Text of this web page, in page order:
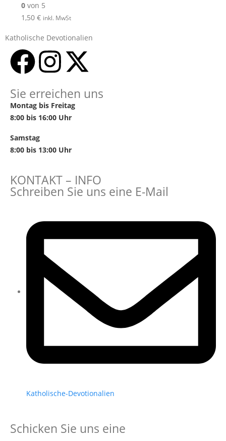
0 von 5
1,50 € inkl. MwSt
Katholische Devotionalien
Sie erreichen uns
Montag bis Freitag
8:00 bis 16:00 Uhr
Samstag
8:00 bis 13:00 Uhr
KONTAKT – INFO
Schreiben Sie uns eine E-Mail
Katholische-Devotionalien
Schicken Sie uns eine